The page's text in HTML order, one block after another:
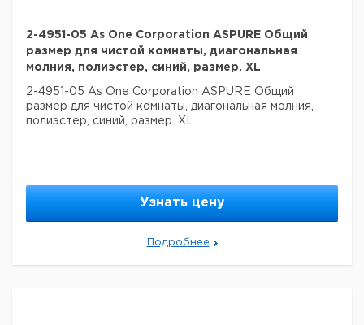
2-4951-05 As One Corporation ASPURE Общий
размер для чистой комнаты, диагональная
молния, полиэстер, синий, размер. XL
2-4951-05 As One Corporation ASPURE Общий
размер для чистой комнаты, диагональная молния,
полиэстер, синий, размер. XL
Узнать цену
Подробнее